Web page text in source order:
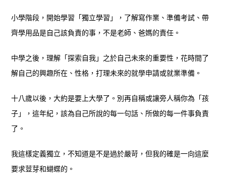
小學階段，開始學習「獨立學習」，了解寫作業、準備考試、帶
齊學用品是自己該負責的事，不是老師、爸媽的責任。
中學之後，理解「探索自我」之於自己未來的重要性，花時間了
解自己的興趣所在、性格，打理未來的就學申請或就業準備。
十八歲以後，大約是要上大學了。別再自稱或讓旁人稱你為「孩
子」，這年紀，該為自己所說的每一句話、所做的每一件事負責
了。
我這樣定義獨立，不知道是不是過於嚴苛，但我的確是一向這麼
要求荳芽和蝴蝶的。